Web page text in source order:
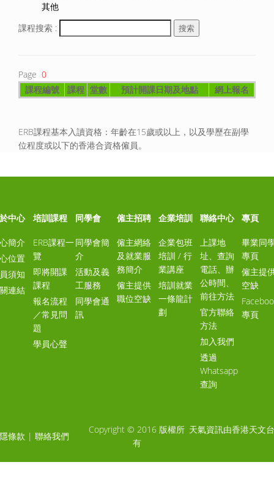
其他
課程搜索 :
Page 0
課程編號
課程 堂數 預計開課日期及地點 網上報名
ERB課程基本入讀資格：年齡在15歲或以上，以及學歷在副學
位程度或以下的香港合資格僱員。
中心
簡介
位置
須知
連結
培訓課程
ERB課程一
覽
即將開課
課程
報名流程
／常見問
題
學員心聲
同學會
同學會簡
介
活動及義
工服務
同學會通
訊
僱主招聘
僱主網絡
及就業服
務簡介
僱主提供
職位空缺
企業培訓
企業包班
培訓 / 行
業講座
培訓就業
一條龍計
劃
聯絡中心
上課地
址、查詢
電話、辦
公時間、
前往方法
官方聯絡
方法
加入我們
透過
Whatsapp
查詢
專頁
畢業同
專頁
僱主提
空缺
專頁
條款 | 聯絡我們
Copyright © 2016 版權所
有
天氣資訊由香港天文